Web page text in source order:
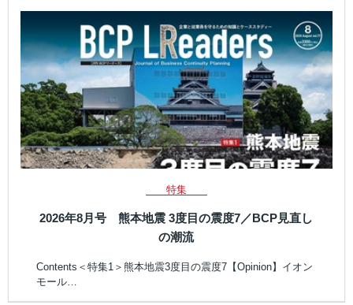
特集
2026年8月号 熊本地震 3度目の震度7／BCP見直し
の潮流
Contents＜特集1＞熊本地震3度目の震度7【Opinion】イオン
モール…